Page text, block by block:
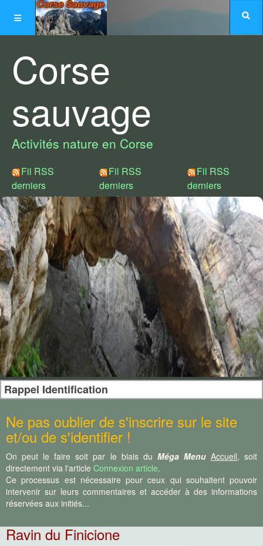
Corse
sauvage
Activités nature en Corse
Fil RSS
derniers
articles créés
Fil RSS
derniers
articles
modifiés
Fil RSS
derniers
commentaires
Choix de styles :
Rappel Identification
Ne pas oublier de s'inscrire sur le site
et/ou de s'identifier !
On peut le faire soit par le biais du Méga Menu Accueil, soit
directement via l'article Connexion article.
Ce processus est nécessaire pour ceux qui souhaitent pouvoir
intervenir sur leurs commentaires et accéder à des informations
réservées aux initiés...
Ravin du Finicione